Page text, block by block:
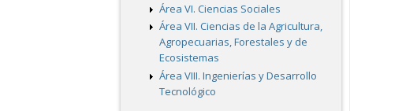
Área VI. Ciencias Sociales
Área VII. Ciencias de la Agricultura,
Agropecuarias, Forestales y de
Ecosistemas
Área VIII. Ingenierías y Desarrollo
Tecnológico